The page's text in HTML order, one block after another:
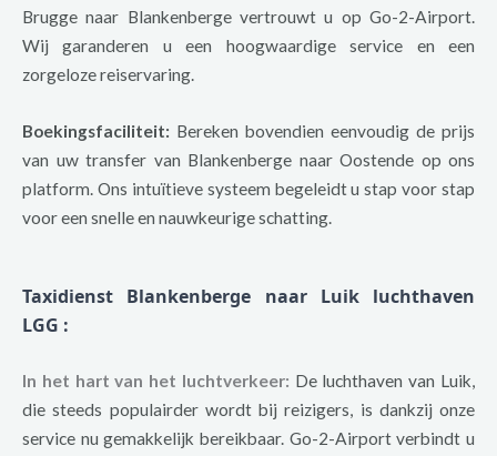
Brugge naar Blankenberge vertrouwt u op Go-2-Airport.
Wij garanderen u een hoogwaardige service en een
zorgeloze reiservaring.
Boekingsfaciliteit: Bereken bovendien eenvoudig de prijs
van uw transfer van Blankenberge naar Oostende op ons
platform. Ons intuïtieve systeem begeleidt u stap voor stap
voor een snelle en nauwkeurige schatting.
Taxidienst Blankenberge naar Luik luchthaven
LGG :
In het hart van het luchtverkeer: De luchthaven van Luik,
die steeds populairder wordt bij reizigers, is dankzij onze
service nu gemakkelijk bereikbaar. Go-2-Airport verbindt u